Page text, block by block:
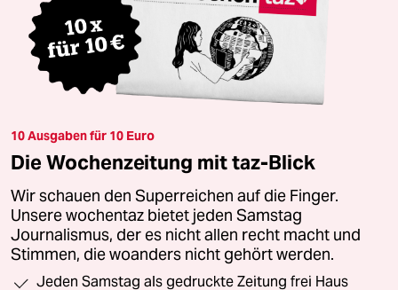
10 Ausgaben für 10 Euro
Die Wochenzeitung mit taz-Blick
Wir schauen den Superreichen auf die Finger.
Unsere wochentaz bietet jeden Samstag
Journalismus, der es nicht allen recht macht und
Stimmen, die woanders nicht gehört werden.
Jeden Samstag als gedruckte Zeitung frei Haus